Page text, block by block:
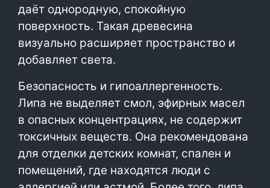
даёт однородную, спокойную
поверхность. Такая древесина
визуально расширяет пространство и
добавляет света.
Безопасность и гипоаллергенность.
Липа не выделяет смол, эфирных масел
в опасных концентрациях, не содержит
токсичных веществ. Она рекомендована
для отделки детских комнат, спален и
помещений, где находятся люди с